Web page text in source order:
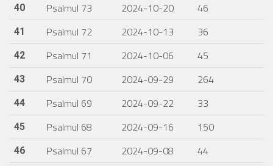
40 Psalmul 73 2024-10-20 46
41 Psalmul 72 2024-10-13 36
42 Psalmul 71 2024-10-06 45
43 Psalmul 70 2024-09-29 264
44 Psalmul 69 2024-09-22 33
45 Psalmul 68 2024-09-16 150
46 Psalmul 67 2024-09-08 44